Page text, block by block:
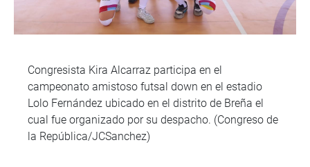
Congresista Kira Alcarraz participa en el
campeonato amistoso futsal down en el estadio
Lolo Fernández ubicado en el distrito de Breña el
cual fue organizado por su despacho. (Congreso de
la República/JCSanchez)